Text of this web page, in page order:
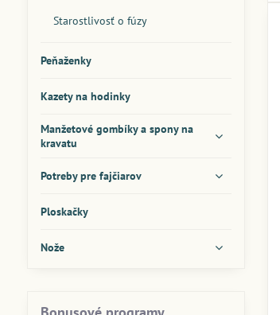
Starostlivosť o fúzy
Peňaženky
Kazety na hodinky
Manžetové gombíky a spony na
kravatu
Potreby pre fajčiarov
Ploskačky
Nože